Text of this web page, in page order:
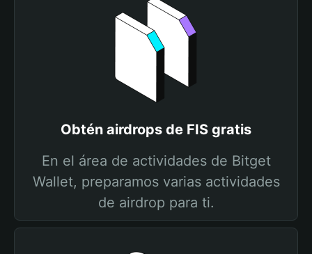
Obtén airdrops de FIS gratis
En el área de actividades de Bitget
Wallet, preparamos varias actividades
de airdrop para ti.